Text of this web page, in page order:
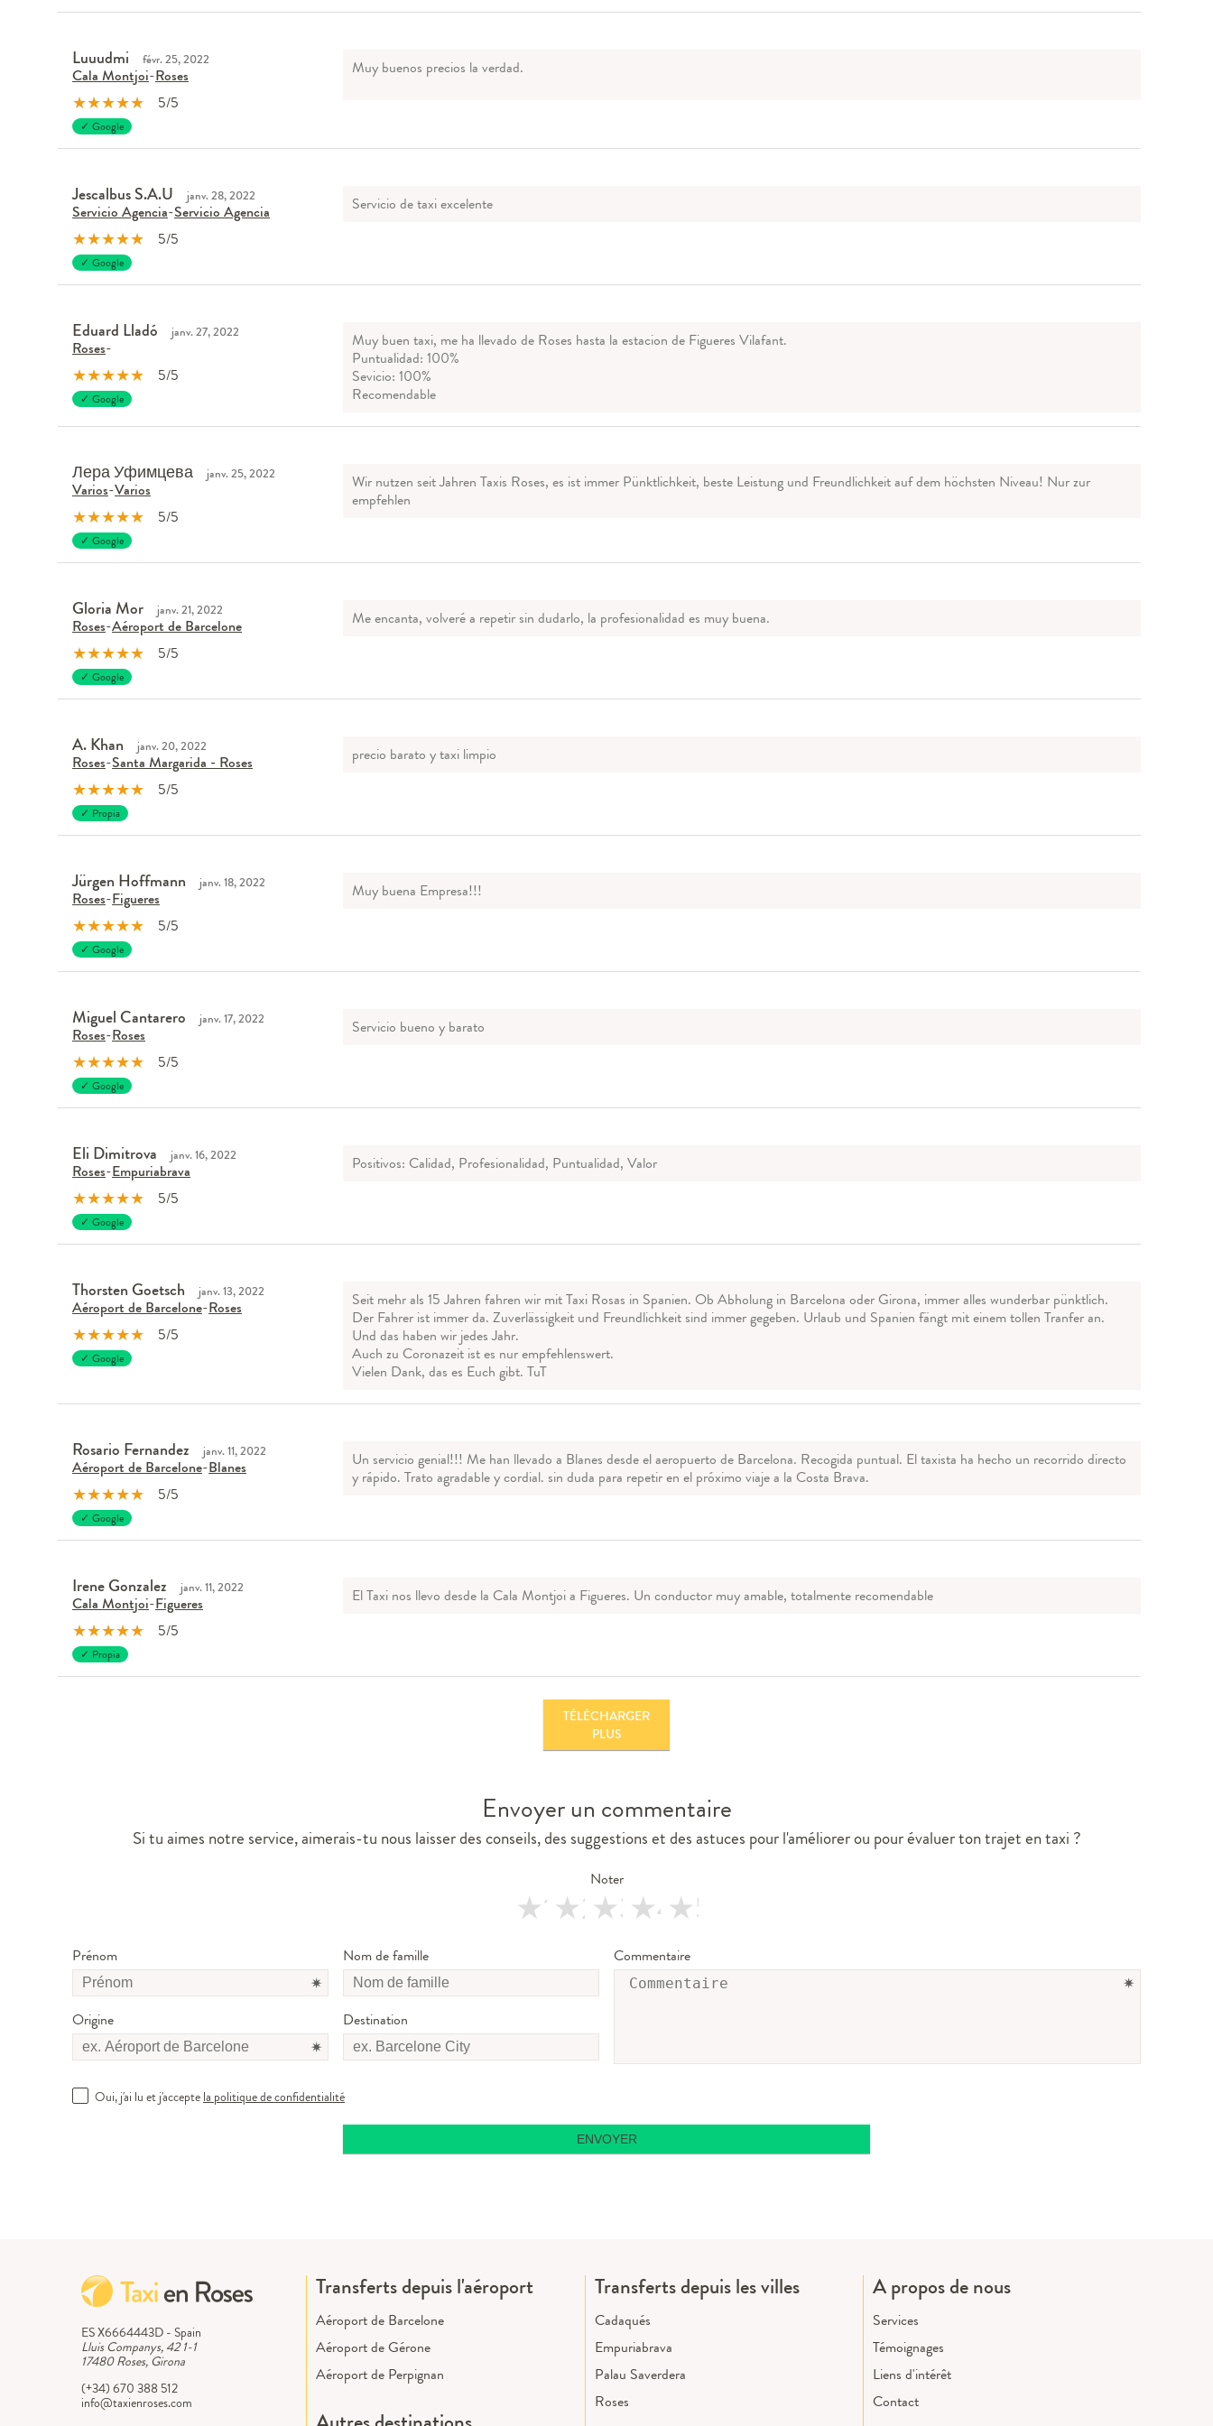
Luuudmi févr. 25, 2022
Cala Montjoi-Roses
★★★★★ 5/5
✓ Google
Muy buenos precios la verdad.
Jescalbus S.A.U janv. 28, 2022
Servicio Agencia-Servicio Agencia
★★★★★ 5/5
✓ Google
Servicio de taxi excelente
Eduard Lladó janv. 27, 2022
Roses-
★★★★★ 5/5
✓ Google
Muy buen taxi, me ha llevado de Roses hasta la estacion de Figueres Vilafant.
Puntualidad: 100%
Sevicio: 100%
Recomendable
Лера Уфимцева janv. 25, 2022
Varios-Varios
★★★★★ 5/5
✓ Google
Wir nutzen seit Jahren Taxis Roses, es ist immer Pünktlichkeit, beste Leistung und Freundlichkeit auf dem höchsten Niveau! Nur zur
empfehlen
Gloria Mor janv. 21, 2022
Roses-Aéroport de Barcelone
★★★★★ 5/5
✓ Google
Me encanta, volveré a repetir sin dudarlo, la profesionalidad es muy buena.
A. Khan janv. 20, 2022
Roses-Santa Margarida - Roses
★★★★★ 5/5
✓ Propia
precio barato y taxi limpio
Jürgen Hoffmann janv. 18, 2022
Roses-Figueres
★★★★★ 5/5
✓ Google
Muy buena Empresa!!!
Miguel Cantarero janv. 17, 2022
Roses-Roses
★★★★★ 5/5
✓ Google
Servicio bueno y barato
Eli Dimitrova janv. 16, 2022
Roses-Empuriabrava
★★★★★ 5/5
✓ Google
Positivos: Calidad, Profesionalidad, Puntualidad, Valor
Thorsten Goetsch janv. 13, 2022
Aéroport de Barcelone-Roses
★★★★★ 5/5
✓ Google
Seit mehr als 15 Jahren fahren wir mit Taxi Rosas in Spanien. Ob Abholung in Barcelona oder Girona, immer alles wunderbar pünktlich.
Der Fahrer ist immer da. Zuverlässigkeit und Freundlichkeit sind immer gegeben. Urlaub und Spanien fängt mit einem tollen Tranfer an.
Und das haben wir jedes Jahr.
Auch zu Coronazeit ist es nur empfehlenswert.
Vielen Dank, das es Euch gibt. TuT
Rosario Fernandez janv. 11, 2022
Aéroport de Barcelone-Blanes
★★★★★ 5/5
✓ Google
Un servicio genial!!! Me han llevado a Blanes desde el aeropuerto de Barcelona. Recogida puntual. El taxista ha hecho un recorrido directo
y rápido. Trato agradable y cordial. sin duda para repetir en el próximo viaje a la Costa Brava.
Irene Gonzalez janv. 11, 2022
Cala Montjoi-Figueres
★★★★★ 5/5
✓ Propia
El Taxi nos llevo desde la Cala Montjoi a Figueres. Un conductor muy amable, totalmente recomendable
TÉLÉCHARGER
PLUS
Envoyer un commentaire
Si tu aimes notre service, aimerais-tu nous laisser des conseils, des suggestions et des astuces pour l'améliorer ou pour évaluer ton trajet en taxi ?
Noter
5 stars
4 stars
3 stars
2 stars
1 star
Prénom Nom de famille
Origine Destination
Commentaire
Oui, j'ai lu et j'accepte la politique de confidentialité
ENVOYER
ES X6664443D - Spain
Lluis Companys, 42 1-1
17480 Roses, Girona
(+34) 670 388 512
info@taxienroses.com
Transferts depuis l'aéroport
Aéroport de Barcelone
Aéroport de Gérone
Aéroport de Perpignan
Transferts depuis les villes
Cadaqués
Empuriabrava
Palau Saverdera
Roses
A propos de nous
Services
Témoignages
Liens d'intérêt
Contact